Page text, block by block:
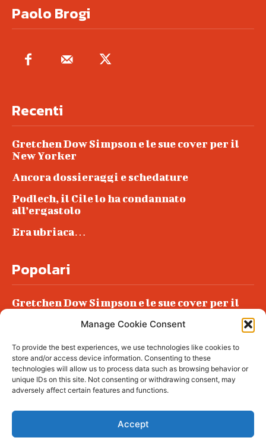
Manage Cookie Consent
To provide the best experiences, we use technologies like cookies to
store and/or access device information. Consenting to these
technologies will allow us to process data such as browsing behavior or
unique IDs on this site. Not consenting or withdrawing consent, may
adversely affect certain features and functions.
Accept
Paolo Brogi
Recenti
Gretchen Dow Simpson e le sue cover per il
New Yorker
Ancora dossieraggi e schedature
Podlech, il Cile lo ha condannato
all’ergastolo
Era ubriaca…
Popolari
Gretchen Dow Simpson e le sue cover per il
Podlech, il Cile lo ha condannato
all’ergastolo
Era ubriaca…